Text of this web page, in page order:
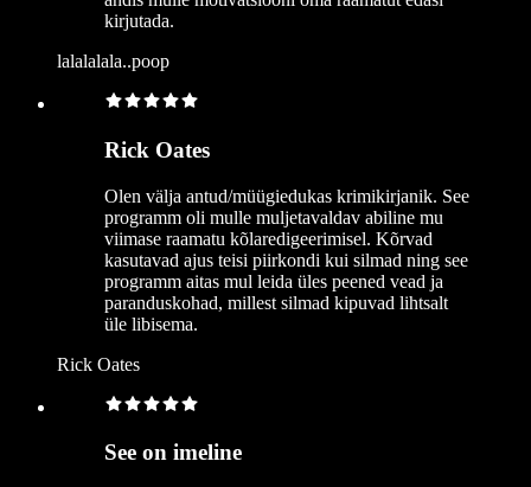
kirjutada.
lalalalala..poop
Rick Oates
Olen välja antud/müügiedukas krimikirjanik. See
programm oli mulle muljetavaldav abiline mu
viimase raamatu kõlaredigeerimisel. Kõrvad
kasutavad ajus teisi piirkondi kui silmad ning see
programm aitas mul leida üles peened vead ja
paranduskohad, millest silmad kipuvad lihtsalt
üle libisema.
Rick Oates
See on imeline